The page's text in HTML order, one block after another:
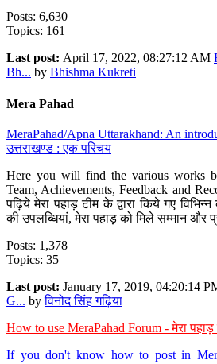
Posts: 6,630
Topics: 161
Last post: April 17, 2022, 08:27:12 AM
Bh... by Bhishma Kukreti
Mera Pahad
MeraPahad/Apna Uttarakhand: An
उत्तराखण्ड : एक परिचय
Here you will find the various works
Team, Achievements, Feedback and
पढ़िये मेरा पहाड़ टीम के द्वारा किये गए विभिन्न
की उपलब्धियां, मेरा पहाड़ को मिले सम्मान और
Posts: 1,378
Topics: 35
Last post: January 17, 2019, 04:20:14
G... byविनोद सिंह गढ़िया
How to use MeraPahad Forum - मेरा
If you don't know how to post in